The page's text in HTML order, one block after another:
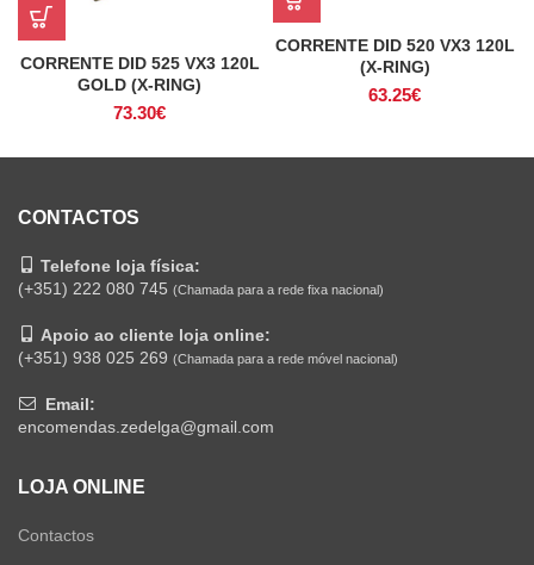
CORRENTE DID 525 VX3 120L
GOLD (X-RING)
73.30€
CORRENTE DID 520 VX3 120L
(X-RING)
63.25€
CONTACTOS
Telefone loja física:
(+351) 222 080 745 (Chamada para a rede fixa nacional)
Apoio ao cliente loja online:
(+351) 938 025 269 (Chamada para a rede móvel nacional)
Email:
encomendas.zedelga@gmail.com
LOJA ONLINE
Contactos